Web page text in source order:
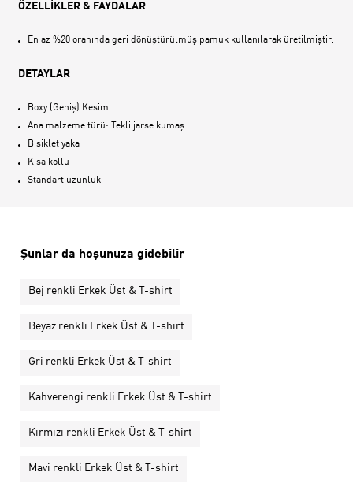
ÖZELLİKLER & FAYDALAR
En az %20 oranında geri dönüştürülmüş pamuk kullanılarak üretilmiştir.
DETAYLAR
Boxy (Geniş) Kesim
Ana malzeme türü: Tekli jarse kumaş
Bisiklet yaka
Kısa kollu
Standart uzunluk
Şunlar da hoşunuza gidebilir
Bej renkli Erkek Üst & T-shirt
Beyaz renkli Erkek Üst & T-shirt
Gri renkli Erkek Üst & T-shirt
Kahverengi renkli Erkek Üst & T-shirt
Kırmızı renkli Erkek Üst & T-shirt
Mavi renkli Erkek Üst & T-shirt